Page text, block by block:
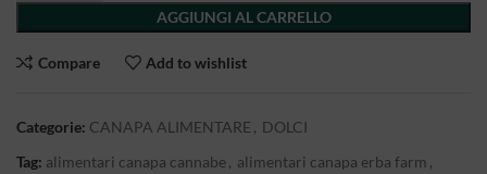
AGGIUNGI AL CARRELLO
Compare Add to wishlist
Categorie: CANAPA ALIMENTARE , DOLCI
Tag: alimentari canapa cannabe, alimentari canapa erba farm ,